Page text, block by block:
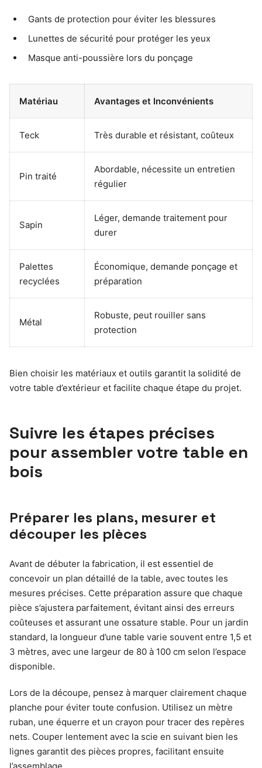
Gants de protection pour éviter les blessures
Lunettes de sécurité pour protéger les yeux
Masque anti-poussière lors du ponçage
Matériau Avantages et Inconvénients
Teck Très durable et résistant, coûteux
Pin traité
Abordable, nécessite un entretien
régulier
Sapin
Léger, demande traitement pour
durer
Palettes
recyclées
Économique, demande ponçage et
préparation
Métal
Robuste, peut rouiller sans
protection
Bien choisir les matériaux et outils garantit la solidité de
votre table d’extérieur et facilite chaque étape du projet.
Suivre les étapes précises
pour assembler votre table en
bois
Préparer les plans, mesurer et
découper les pièces
Avant de débuter la fabrication, il est essentiel de
concevoir un plan détaillé de la table, avec toutes les
mesures précises. Cette préparation assure que chaque
pièce s’ajustera parfaitement, évitant ainsi des erreurs
coûteuses et assurant une ossature stable. Pour un jardin
standard, la longueur d’une table varie souvent entre 1,5 et
3 mètres, avec une largeur de 80 à 100 cm selon l’espace
disponible.
Lors de la découpe, pensez à marquer clairement chaque
planche pour éviter toute confusion. Utilisez un mètre
ruban, une équerre et un crayon pour tracer des repères
nets. Couper lentement avec la scie en suivant bien les
lignes garantit des pièces propres, facilitant ensuite